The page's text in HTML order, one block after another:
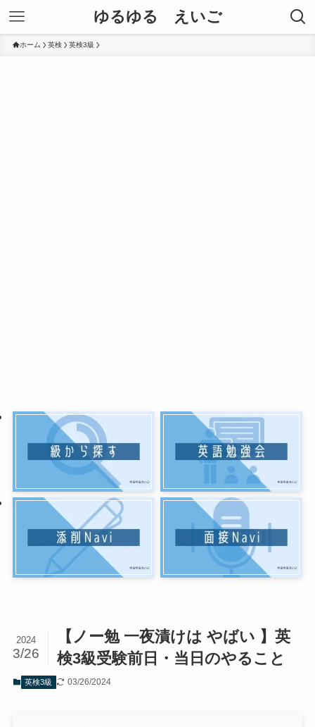
ゆるゆる えいご
ホーム 英検 英検3級
【ノー勉 一夜漬けは やばい 】英
検3級受験前日・当日のやること
2024
3/26
英検3級 03/26/2024